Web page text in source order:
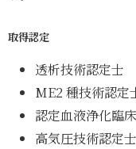
取得認定
透析技術認定士
ME2 種技術認定
認定血液浄化臨
高気圧技術認定士